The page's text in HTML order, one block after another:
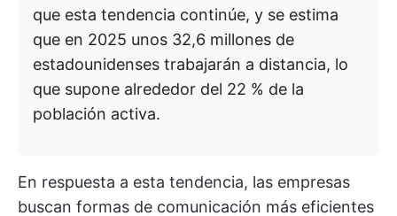
que esta tendencia continúe, y se estima
que en 2025 unos 32,6 millones de
estadounidenses trabajarán a distancia, lo
que supone alrededor del 22 % de la
población activa.
En respuesta a esta tendencia, las empresas
buscan formas de comunicación más eficientes